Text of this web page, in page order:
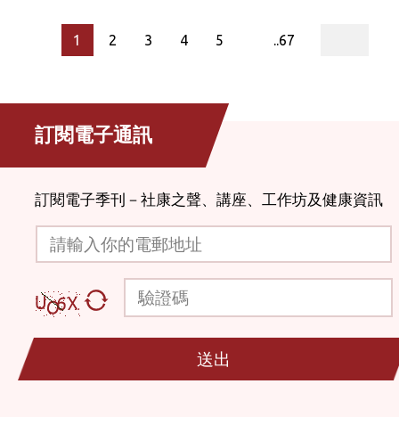
1 2 3 4 5 ..67
訂閱電子通訊
訂閱電子季刊－社康之聲、講座、工作坊及健康資訊
請輸入你的電郵地址
驗證碼
送出